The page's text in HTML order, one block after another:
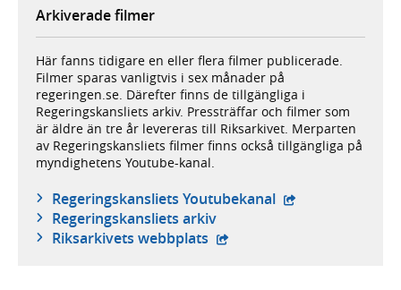
Arkiverade filmer
Här fanns tidigare en eller flera filmer publicerade.
Filmer sparas vanligtvis i sex månader på
regeringen.se. Därefter finns de tillgängliga i
Regeringskansliets arkiv. Pressträffar och filmer som
är äldre än tre år levereras till Riksarkivet. Merparten
av Regeringskansliets filmer finns också tillgängliga på
myndighetens Youtube-kanal.
Regeringskansliets Youtubekanal - extern
Regeringskansliets arkiv
Riksarkivets webbplats - extern webbplats,